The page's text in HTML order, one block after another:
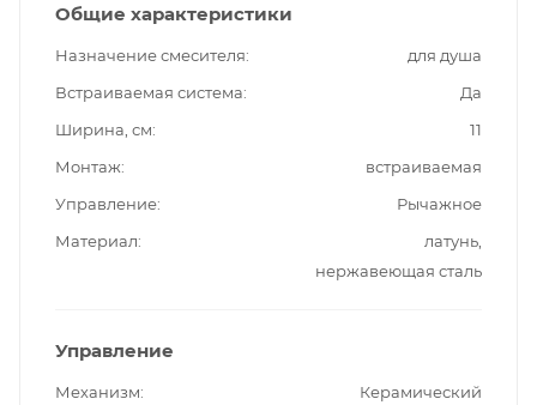
Общие характеристики
Назначение смесителя
для душа
Встраиваемая система
Да
Ширина, см
11
Монтаж
встраиваемая
Управление
Рычажное
Материал
латунь,
нержавеющая сталь
Управление
Механизм
Керамический